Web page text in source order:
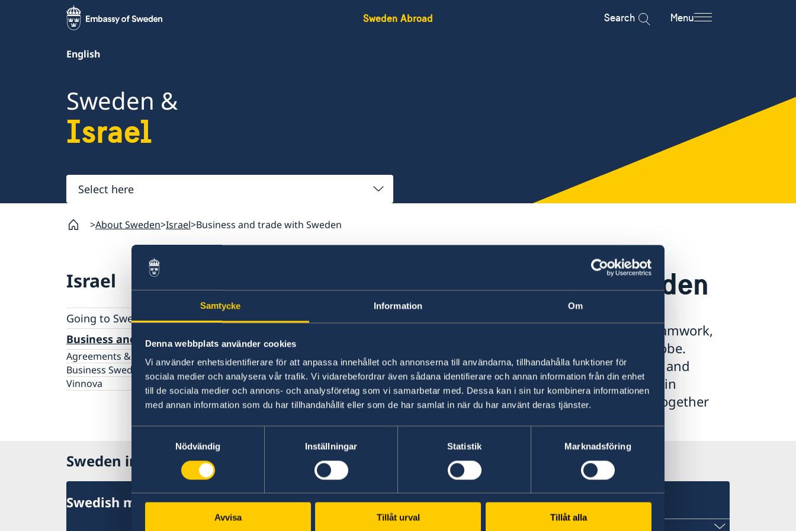
Samtycke Information Om
Denna webbplats använder cookies
Vi använder enhetsidentifierare för att anpassa innehållet och annonserna till användarna, tillhandahålla funktioner för
sociala medier och analysera vår trafik. Vi vidarebefordrar även sådana identifierare och annan information från din enhet
till de sociala medier och annons- och analysföretag som vi samarbetar med. Dessa kan i sin tur kombinera informationen
med annan information som du har tillhandahållit eller som de har samlat in när du har använt deras tjänster.
Nödvändig
Inställningar Statistik Marknadsföring
Avvisa Tillåt urval Tillåt alla
Sweden Abroad Search Menu
English
Sweden &
Israel
Select
here
About Sweden Israel Business and trade with Sweden
Israel
Going to Sweden?
Visiting Sweden
Moving to someone in Sweden
Working in Sweden
Studying in Sweden
Valid travel documents
Travel with pets to Sweden
Business and trade with Sweden
Agreements & cooperation
Business Sweden
Vinnova
Business and trade with Sweden
Sweden and Swedish companies are known for reliability, teamwork,
and creativity – qualities that are sought after around the globe.
Sweden’s 102 diplomatic missions, in the form of embassies and
consulates across the world, help showcase these strengths in
meetings with new markets. Sweden is building the future together
Sweden in Israel
Swedish missions to the country Swedish consulates